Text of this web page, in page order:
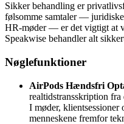
Sikker behandling er
følsomme samtaler —
HR-møder — er det vigtigt at
Speakwise behandler alt
Nøglefunktioner
AirPods Hændsfri
realtidstransskription
I møder, klientsessioner
menneskene fremfor